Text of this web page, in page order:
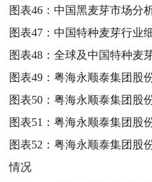
图表46：中国黑麦芽市场分
图表47：中国特种麦芽行业
图表48：全球及中国特种麦
图表49：粤海永顺泰集团股
图表50：粤海永顺泰集团股
图表51：粤海永顺泰集团股
图表52：粤海永顺泰集团股
情况